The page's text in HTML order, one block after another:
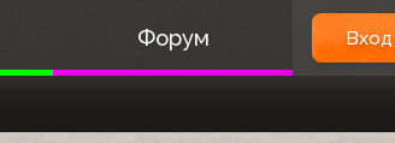
Форум Вход